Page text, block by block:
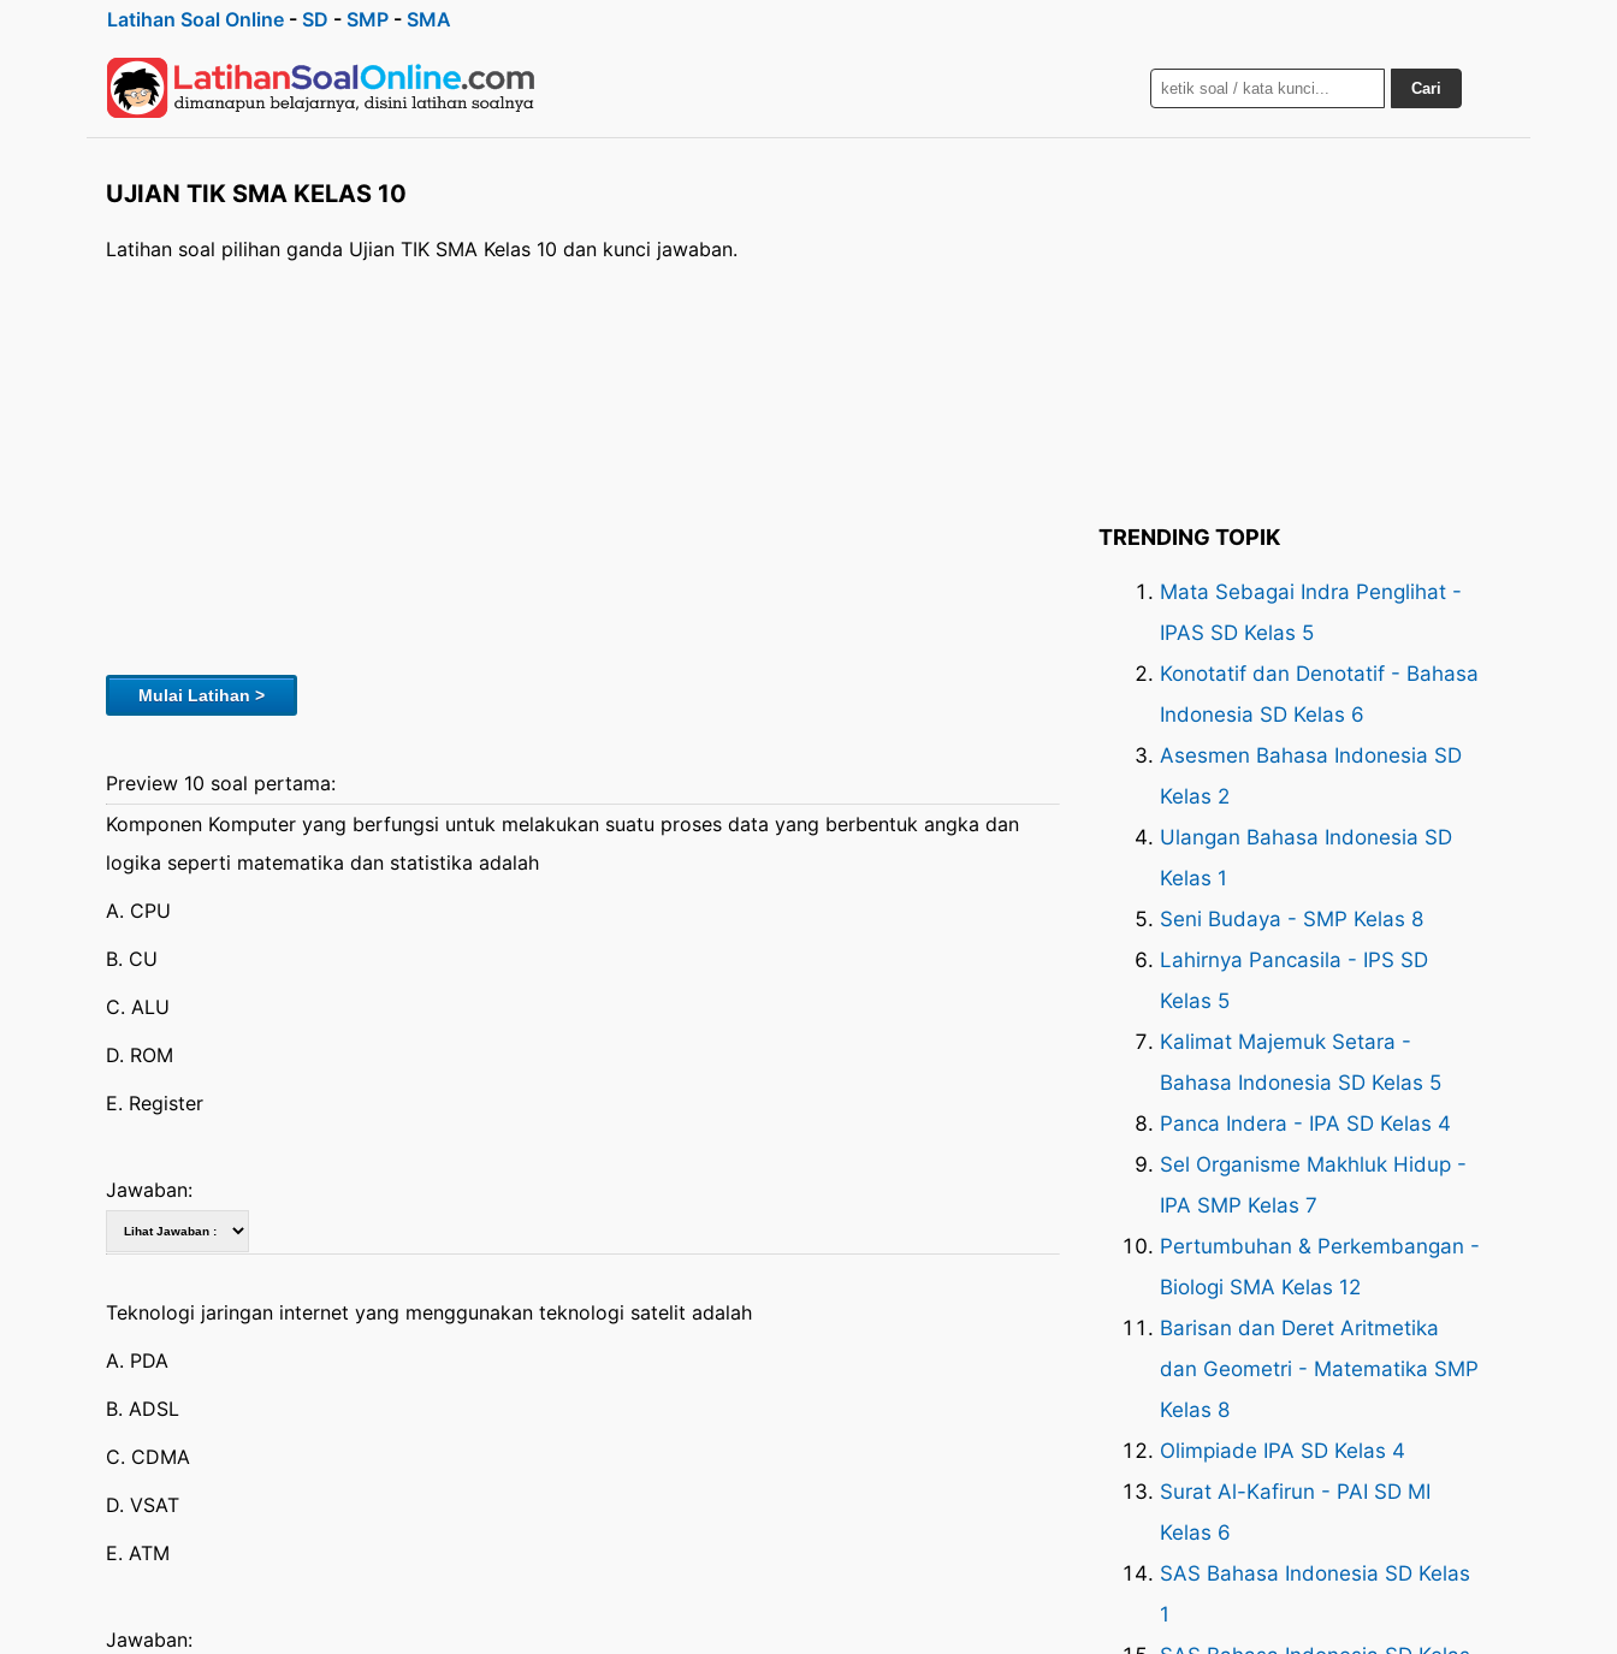
Latihan Soal Online- SD - SMP- SMA
Cari
UJIAN TIK SMA KELAS 10
Latihan soal pilihan ganda Ujian TIK SMA Kelas 10 dan kunci jawaban.
Mulai Latihan >
Preview 10 soal pertama:
Komponen Komputer yang berfungsi untuk melakukan suatu proses data yang berbentuk angka dan
logika seperti matematika dan statistika adalah
A. CPU
B. CU
C. ALU
D. ROM
E. Register
Jawaban:
Teknologi jaringan internet yang menggunakan teknologi satelit adalah
A. PDA
B. ADSL
C. CDMA
D. VSAT
E. ATM
Jawaban:
TRENDING TOPIK
Mata Sebagai Indra Penglihat -
IPAS SD Kelas 5
Konotatif dan Denotatif - Bahasa
Indonesia SD Kelas 6
Asesmen Bahasa Indonesia SD
Kelas 2
Ulangan Bahasa Indonesia SD
Kelas 1
Seni Budaya - SMP Kelas 8
Lahirnya Pancasila - IPS SD
Kelas 5
Kalimat Majemuk Setara -
Bahasa Indonesia SD Kelas 5
Panca Indera - IPA SD Kelas 4
Sel Organisme Makhluk Hidup -
IPA SMP Kelas 7
Pertumbuhan & Perkembangan -
Biologi SMA Kelas 12
Barisan dan Deret Aritmetika
dan Geometri - Matematika SMP
Kelas 8
Olimpiade IPA SD Kelas 4
Surat Al-Kafirun - PAI SD MI
Kelas 6
SAS Bahasa Indonesia SD Kelas
1